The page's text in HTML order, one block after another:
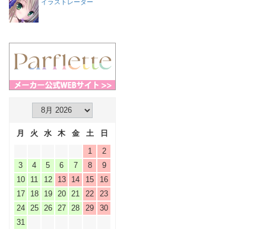
イラストレーター
月 火 水 木 金 土
日
1
2
3
4 5 6 7 8
9
10
11 12 13 14 15
16
17
18 19 20 21 22
23
24
25 26 27 28 29
30
31